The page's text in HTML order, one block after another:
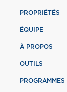
PROPRIÉTÉS
ÉQUIPE
À PROPOS
OUTILS
PROGRAMMES